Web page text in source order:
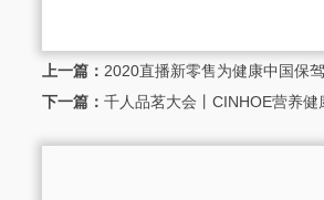
上一篇： 2020直播新零售为健康中国保
下一篇： 千人品茗大会丨CINHOE营养健